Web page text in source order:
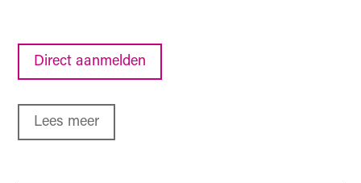
Direct aanmelden
Lees meer